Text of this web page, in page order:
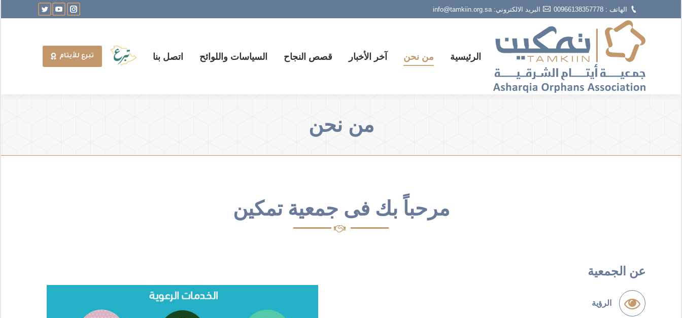
الهاتف : 00966138357778 البريد الالكتروني: info@tamkiin.org.sa Instagram
YouTube
Twitter
الرئيسية من نحن آخر الأخبار قصص النجاح السياسات واللوائح اتصل بنا تبرع للأيتام
من نحن
مرحباً بك فى جمعية تمكين
عن الجمعية
الرؤية